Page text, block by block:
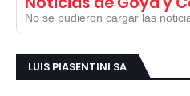
No se pudieron cargar las
LUIS PIASENTINI SA